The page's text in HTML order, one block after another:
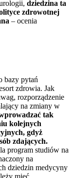
dziedzina ta
zdrowotnej
– ocenia
bazy pytań
zdrowia. Jak
rozporządzenie
na zmiany w
tak
kolejnych
gdyż
zdających.
program studiów na
na
dziedzin medycyny